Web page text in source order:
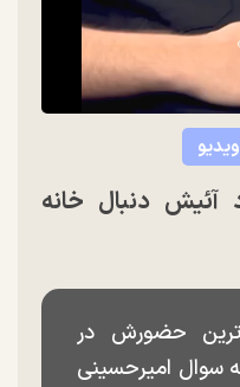
آئیش دنبال خانه
حضورش در
سوال امیرحسینی